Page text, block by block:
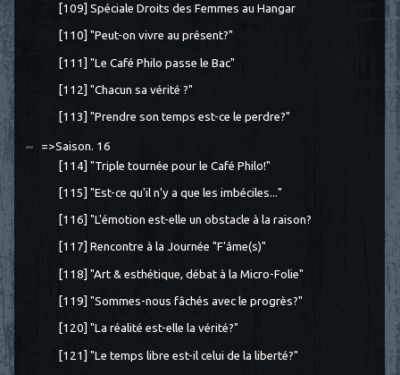
[109] Spéciale Droits des Femmes au Hangar
[110] "Peut-on vivre au présent?"
[111] "Le Café Philo passe le Bac"
[112] "Chacun sa vérité ?"
[113] "Prendre son temps est-ce le perdre?"
=>Saison. 16
[114] "Triple tournée pour le Café Philo!"
[115] "Est-ce qu'il n'y a que les imbéciles..."
[116] "L'émotion est-elle un obstacle à la raison?
[117] Rencontre à la Journée "F'âme(s)"
[118] "Art & esthétique, débat à la Micro-Folie"
[119] "Sommes-nous fâchés avec le progrès?"
[120] "La réalité est-elle la vérité?"
[121] "Le temps libre est-il celui de la liberté?"